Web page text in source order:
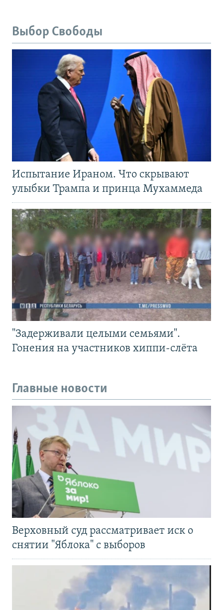
Выбор Свободы
Испытание Ираном. Что скрывают
улыбки Трампа и принца Мухаммеда
"Задерживали целыми семьями".
Гонения на участников хиппи-слёта
Главные новости
Верховный суд рассматривает иск о
снятии "Яблока" с выборов